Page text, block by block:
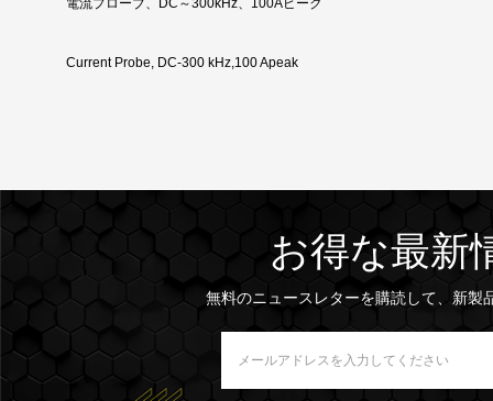
電流プローブ、DC～300kHz、100Aピーク
Current Probe, DC-300 kHz,100 Apeak
お得な最新
無料のニュースレターを購読して、新製